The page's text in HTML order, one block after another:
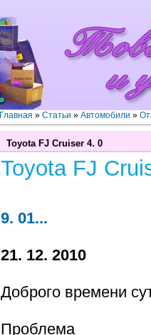
Главная » Статьи » Автомобили »
Toyota FJ Cruiser 4. 0
Toyota FJ
9. 01...
21. 12. 2010
Доброго времени
Проблема